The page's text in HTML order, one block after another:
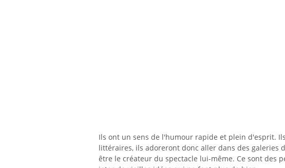
Ils ont un sens de l'humour rapide et plein d'esprit.
littéraires, ils adoreront donc aller dans des galeries
être le créateur du spectacle lui-même. Ce sont des